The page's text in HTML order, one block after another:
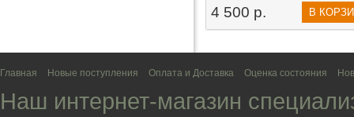
4 500 р. В
Главная Новые поступления Оплата и Доставка Оценка состояния
Наш интернет-магазин